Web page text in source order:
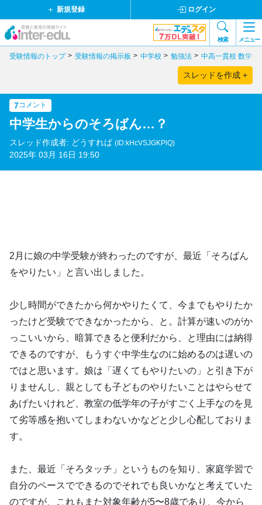
新規登録 ログイン
検索 メニュー
受験情報のトップ 受験情報の掲示板 中学校 勉強法 中高一貫校 数学
スレッドを作成 +
7コメント
中学生からのそろばん…？
スレッド作成者: どうすれば (ID:kHcVSJGKPlQ)
2025年 03月 16日 19:50
2月に娘の中学受験が終わったのですが、最近「そろばん
をやりたい」と言い出しました。
少し時間ができたから何かやりたくて、今までもやりたか
ったけど受験でできなかったから、と。計算が速いのがか
っこいいから、暗算できると便利だから、と理由には納得
できるのですが、もうすぐ中学生なのに始めるのは遅いの
ではと思います。娘は「遅くてもやりたいの」と引き下が
りませんし、親としても子どものやりたいことはやらせて
あげたいけれど、教室の低学年の子がすごく上手なのを見
て劣等感を抱いてしまわないかなどと少し心配しておりま
す。
また、最近「そろタッチ」というものを知り、家庭学習で
自分のペースでできるのでそれでも良いかなと考えていた
のですが、これもまた対象年齢が5〜8歳であり、今から